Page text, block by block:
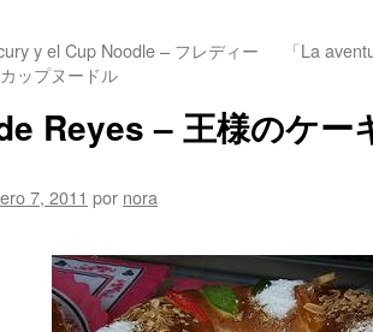
y el Cup Noodle – フレディー
ップヌードル
「La
Reyes – 王様のケー
7, 2011 por nora